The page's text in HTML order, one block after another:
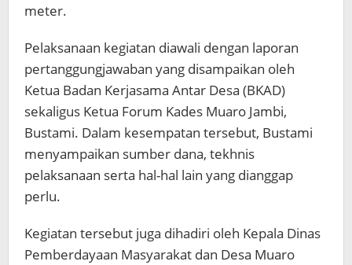
meter.
Pelaksanaan kegiatan diawali dengan laporan
pertanggungjawaban yang disampaikan oleh
Ketua Badan Kerjasama Antar Desa (BKAD)
sekaligus Ketua Forum Kades Muaro Jambi,
Bustami. Dalam kesempatan tersebut, Bustami
menyampaikan sumber dana, tekhnis
pelaksanaan serta hal-hal lain yang dianggap
perlu.
Kegiatan tersebut juga dihadiri oleh Kepala Dinas
Pemberdayaan Masyarakat dan Desa Muaro